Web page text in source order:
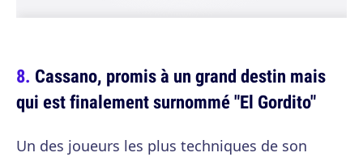
Cassano, promis à un grand destin mais
qui est finalement surnommé "El Gordito"
Un des joueurs les plus techniques de son